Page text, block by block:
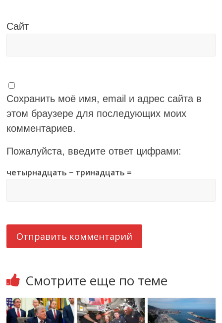
Смотрите еще по теме
Сайт
Сохранить моё имя, email и адрес сайта в
этом браузере для последующих моих
комментариев.
Пожалуйста, введите ответ цифрами:
четырнадцать − тринадцать =